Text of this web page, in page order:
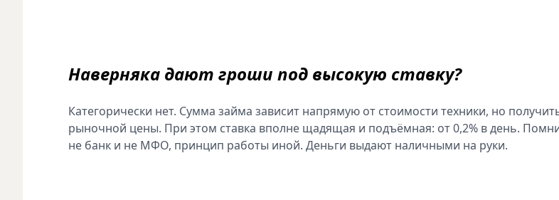
Наверняка дают гроши под высокую ставку?
Категорически нет. Сумма займа зависит напрямую от стоимости техники, но
рыночной цены. При этом ставка вполне щадящая и подъёмная: от 0,2% в день.
не банк и не МФО, принцип работы иной. Деньги выдают наличными на руки.